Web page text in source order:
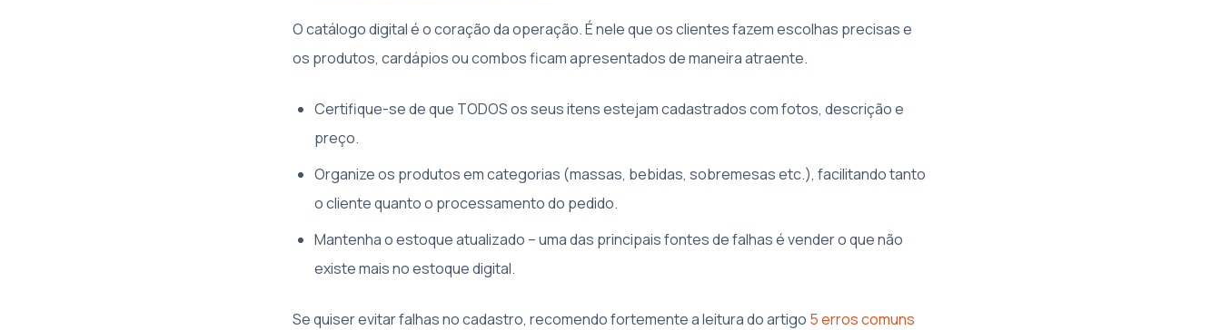
O catálogo digital é o coração da operação. É nele que os clientes fazem escolhas precisas e
os produtos, cardápios ou combos ficam apresentados de maneira atraente.
Certifique-se de que TODOS os seus itens estejam cadastrados com fotos, descrição e
preço.
Organize os produtos em categorias (massas, bebidas, sobremesas etc.), facilitando tanto
o cliente quanto o processamento do pedido.
Mantenha o estoque atualizado – uma das principais fontes de falhas é vender o que não
existe mais no estoque digital.
Se quiser evitar falhas no cadastro, recomendo fortemente a leitura do artigo 5 erros comuns